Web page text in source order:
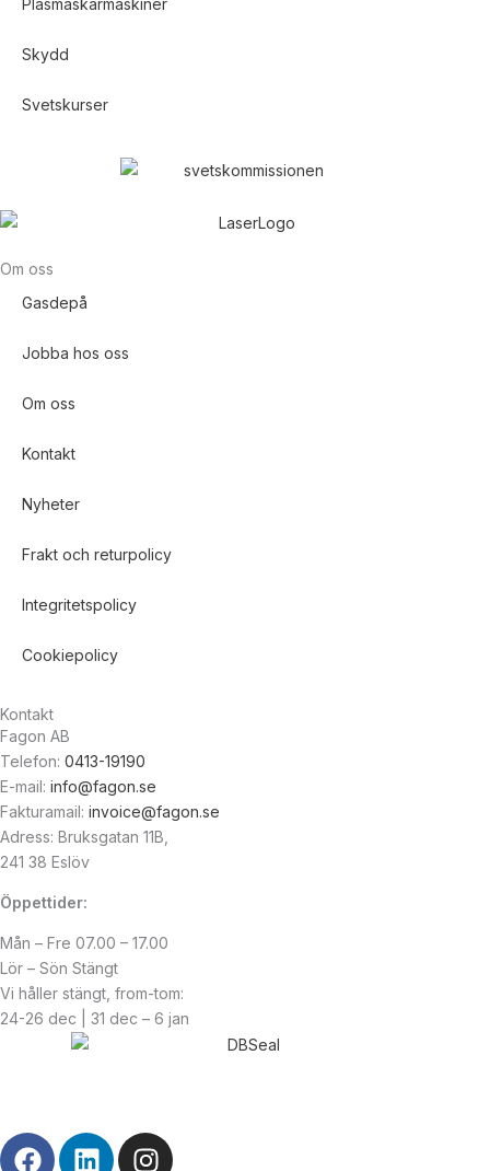
Plasmaskärmaskiner
Skydd
Svetskurser
Om oss
Gasdepå
Jobba hos oss
Om oss
Kontakt
Nyheter
Frakt och returpolicy
Integritetspolicy
Cookiepolicy
Kontakt
Fagon AB
Telefon: 0413-19190
E-mail: info@fagon.se
Fakturamail: invoice@fagon.se
Adress: Bruksgatan 11B,
241 38 Eslöv
Öppettider:
Mån – Fre 07.00 – 17.00
Lör – Sön Stängt
Vi håller stängt, from-tom:
24-26 dec | 31 dec – 6 jan
F
L
I